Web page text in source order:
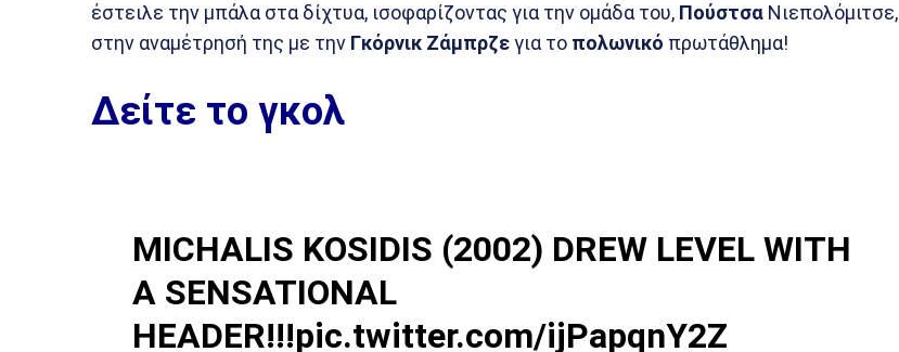
έστειλε την μπάλα στα δίχτυα, ισοφαρίζοντας για την ομάδα του, Πούστσα Νιεπολόμιτσε,
στην αναμέτρησή της με την Γκόρνικ Ζάμπρζεγια το πολωνικό πρωτάθλημα!
Δείτε το γκολ
MICHALIS KOSIDIS (2002) DREW LEVEL WITH
A SENSATIONAL
HEADER!!!pic.twitter.com/ijPapqnY2Z